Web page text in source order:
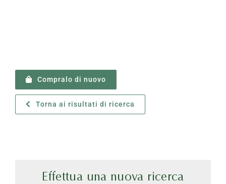
Compralo di nuovo
Torna ai risultati di ricerca
Effettua una nuova ricerca